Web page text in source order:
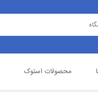
محصولات استوک